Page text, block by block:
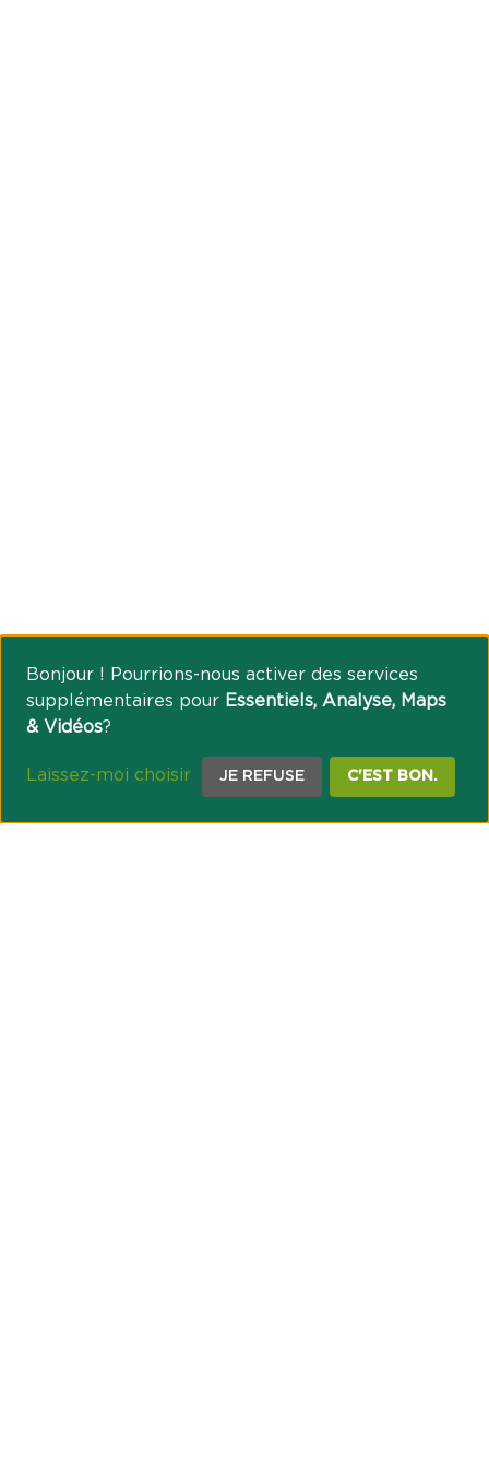
Bonjour ! Pourrions-nous activer des services
supplémentaires pour Essentiels, Analyse, Maps
& Vidéos?
Laissez-moi choisir JE REFUSE C'EST BON.